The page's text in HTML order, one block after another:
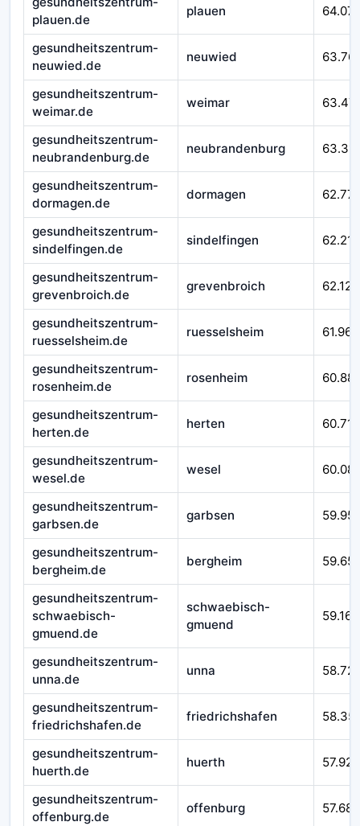
plauen.de
plauen
gesundheitszentrum-
neuwied.de
neuwied
gesundheitszentrum-
weimar.de
weimar
gesundheitszentrum-
neubrandenburg.de
neubrandenburg 63.311
gesundheitszentrum-
dormagen.de
dormagen
gesundheitszentrum-
sindelfingen.de
sindelfingen 62.215
gesundheitszentrum-
grevenbroich.de
grevenbroich 62.124
gesundheitszentrum-
ruesselsheim.de
ruesselsheim 61.967
gesundheitszentrum-
rosenheim.de
rosenheim
gesundheitszentrum-
herten.de
herten 60.710
gesundheitszentrum-
wesel.de
wesel
gesundheitszentrum-
garbsen.de
garbsen
gesundheitszentrum-
bergheim.de
bergheim
gesundheitszentrum-
schwaebisch-
gmuend.de
schwaebisch-
gmuend
59.166
gesundheitszentrum-
unna.de
unna
gesundheitszentrum-
friedrichshafen.de
friedrichshafen
gesundheitszentrum-
huerth.de
huerth 57.925
gesundheitszentrum-
offenburg.de
offenburg 57.687